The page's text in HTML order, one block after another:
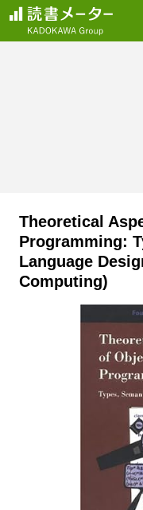
Theoretical
Programming:
Language
Computing)